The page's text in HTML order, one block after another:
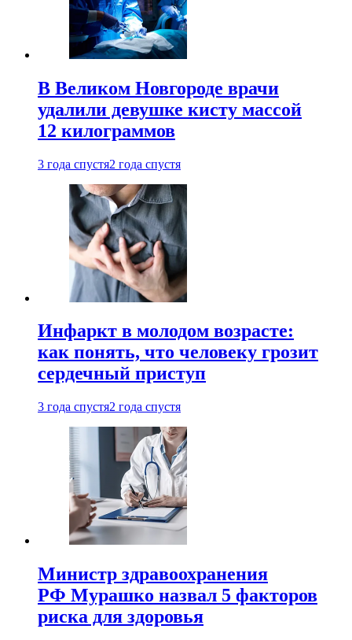
В Великом Новгороде врачи
удалили девушке кисту массой
12 килограммов
3 года спустя2 года спустя
Инфаркт в молодом возрасте:
как понять, что человеку грозит
сердечный приступ
3 года спустя2 года спустя
Министр здравоохранения
РФ Мурашко назвал 5 факторов
риска для здоровья